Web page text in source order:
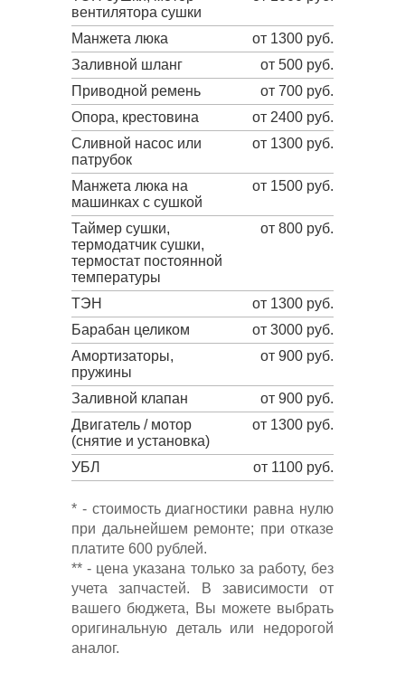
вентилятора сушки
Манжета люка
от 1300 руб.
Заливной шланг
от 500 руб.
Приводной ремень
от 700 руб.
Опора, крестовина
от 2400 руб.
Сливной насос или
патрубок
от 1300 руб.
Манжета люка на
машинках с сушкой
от 1500 руб.
Таймер сушки,
термодатчик сушки,
термостат постоянной
температуры
от 800 руб.
ТЭН
от 1300 руб.
Барабан целиком
от 3000 руб.
Амортизаторы,
пружины
от 900 руб.
Заливной клапан
от 900 руб.
Двигатель / мотор
(снятие и установка)
от 1300 руб.
УБЛ от 1100 руб.
* - стоимость диагностики равна нулю
при дальнейшем ремонте; при отказе
платите 600 рублей.
** - цена указана только за работу, без
учета запчастей. В зависимости от
вашего бюджета, Вы можете выбрать
оригинальную деталь или недорогой
аналог.